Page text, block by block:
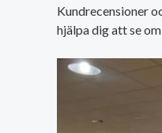
Kundrecensioner
hjälpa dig att se